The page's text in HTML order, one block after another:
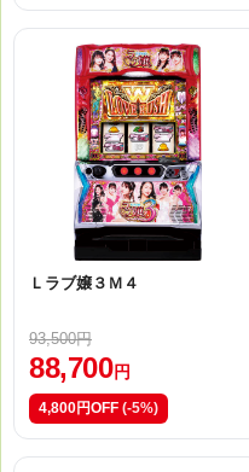
Ｌラブ嬢３Ｍ４
93,500円
88,700円
4,800円OFF (-5%)